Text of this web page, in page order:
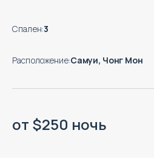
Спален:3
Расположение:Самуи, Чонг Мон
от $250 ночь